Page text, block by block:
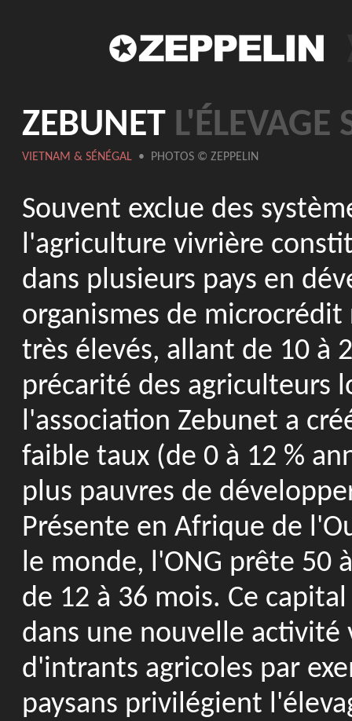
ZEBUNET L'ÉLEVAGE
VIETNAM & SÉNÉGAL • PHOTOS © ZEPPELIN
Souvent exclue des
l'agriculture vivrière
dans plusieurs pays en
organismes de
très élevés, allant de 10 à
précarité des agriculteurs
l'association Zebunet a
faible taux (de 0 à 12 %
plus pauvres de
Présente en Afrique de
le monde, l'ONG prête 50
de 12 à 36 mois. Ce
dans une nouvelle
d'intrants agricoles par
paysans privilégient